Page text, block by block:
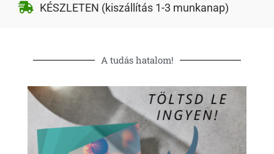
KÉSZLETEN (kiszállítás 1-3 munkanap)
A tudás hatalom!